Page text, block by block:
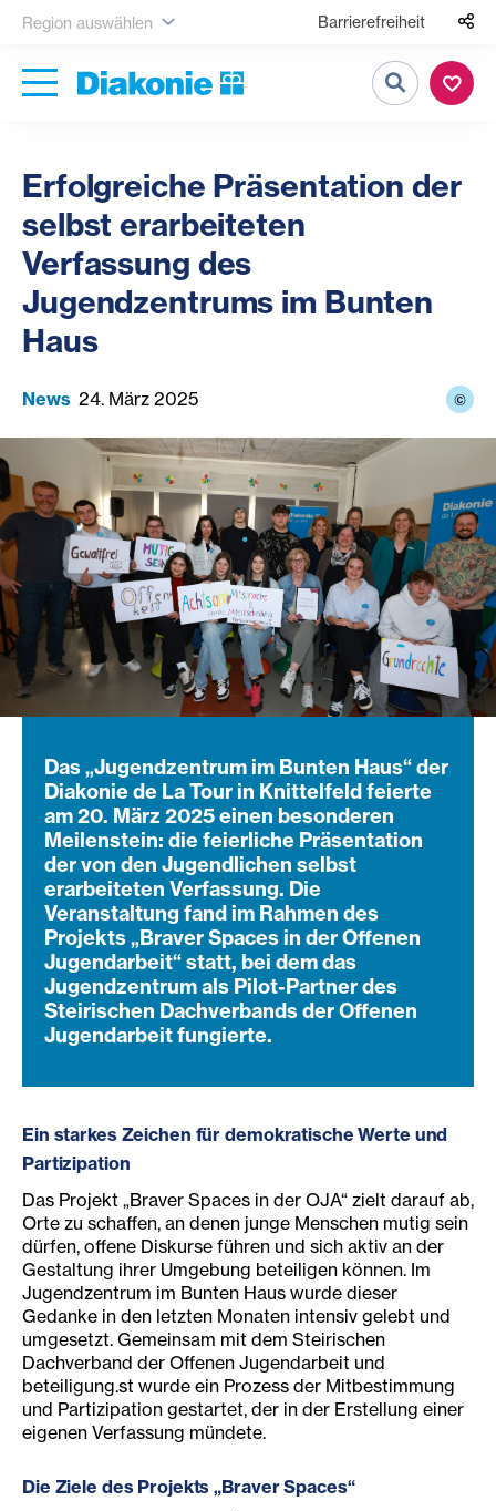
Region auswählen Barrierefreiheit
Suche
Erfolgreiche Präsentation der
selbst erarbeiteten
Verfassung des
Jugendzentrums im Bunten
Haus
News 24. März 2025 ©
Das „Jugendzentrum im Bunten Haus“ der
Diakonie de La Tour in Knittelfeld feierte
am 20. März 2025 einen besonderen
Meilenstein: die feierliche Präsentation
der von den Jugendlichen selbst
erarbeiteten Verfassung. Die
Veranstaltung fand im Rahmen des
Projekts „Braver Spaces in der Offenen
Jugendarbeit“ statt, bei dem das
Jugendzentrum als Pilot-Partner des
Steirischen Dachverbands der Offenen
Jugendarbeit fungierte.
Ein starkes Zeichen für demokratische Werte und
Partizipation
Das Projekt „Braver Spaces in der OJA“ zielt darauf ab,
Orte zu schaffen, an denen junge Menschen mutig sein
dürfen, offene Diskurse führen und sich aktiv an der
Gestaltung ihrer Umgebung beteiligen können. Im
Jugendzentrum im Bunten Haus wurde dieser
Gedanke in den letzten Monaten intensiv gelebt und
umgesetzt. Gemeinsam mit dem Steirischen
Dachverband der Offenen Jugendarbeit und
beteiligung.st wurde ein Prozess der Mitbestimmung
und Partizipation gestartet, der in der Erstellung einer
eigenen Verfassung mündete.
Die Ziele des Projekts „Braver Spaces“